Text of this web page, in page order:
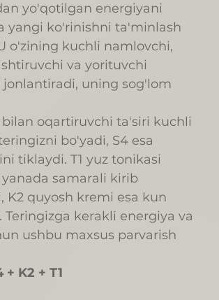
yo'qotilgan energiyani
yangi ko'rinishni ta'minlash
o'zining kuchli namlovchi,
va yorituvchi
uning sog'lom
bilan oqartiruvchi ta'siri kuchli
bo'yadi, S4 esa
tiklaydi. T1 yuz tonikasi
samarali kirib
K2 quyosh kremi esa kun
kerakli energiya va
ushbu maxsus parvarish
K2 + T1